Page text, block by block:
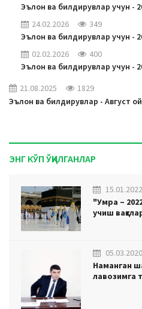
Эълон ва билдирувлар учун -
24.02.2026
349
Эълон ва билдирувлар учун -
02.02.2026
400
Эълон ва билдирувлар учун -
21.08.2025
1829
Эълон ва билдирувлар - Август
ЭНГ КЎП ЎҚИЛГАНЛАР
15.01.2022
"Умра –
учиш
05.03.2020
Наманган
лавозимга